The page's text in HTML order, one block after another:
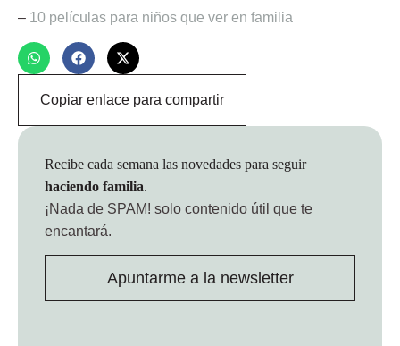
– 10 películas para niños que ver en familia
Copiar enlace para compartir
Recibe cada semana las novedades para seguir
haciendo familia.
¡Nada de SPAM! solo contenido útil que te
encantará.
Apuntarme a la newsletter